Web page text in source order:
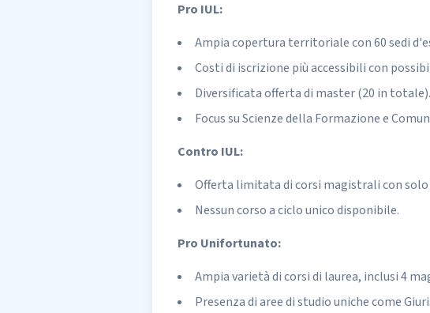
Pro IUL:
Ampia copertura territoriale con 60 sedi
Costi di iscrizione più accessibili con
Diversificata offerta di master (20 in totale).
Focus su Scienze della Formazione e
Contro IUL:
Offerta limitata di corsi magistrali con
Nessun corso a ciclo unico disponibile.
Pro Unifortunato:
Ampia varietà di corsi di laurea, inclusi 4
Presenza di aree di studio uniche come